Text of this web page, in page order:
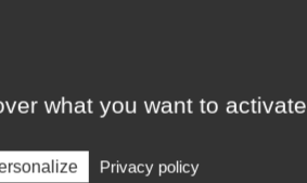
what you want to activate
Privacy policy